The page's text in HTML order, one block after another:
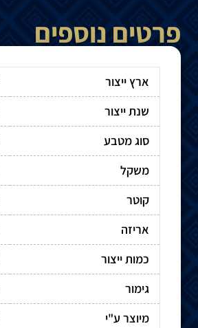
פרטים נוספים
ארץ ייצור
שנת ייצור
סוג מטבע
משקל
קוטר
אריזה
כמות ייצור
גימור
מיוצר ע"י